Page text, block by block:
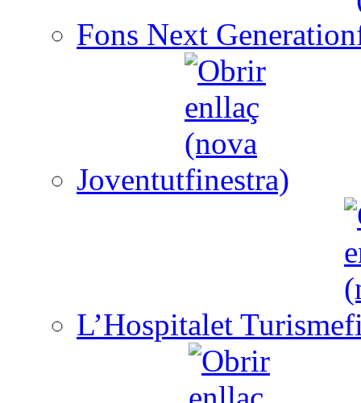
Fons Next Generation
Joventut
L’Hospitalet Turisme